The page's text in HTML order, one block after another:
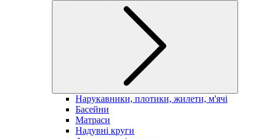
Нарукавники, плотики, жилети, м'ячі
Басейни
Матраси
Надувні круги